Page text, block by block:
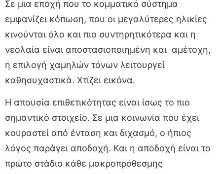
Σε μια εποχή που το κομματικό σύστημα
εμφανίζει κόπωση, που οι μεγαλύτερες ηλικίες
κινούνται όλο και πιο συντηρητικότερα και η
νεολαία είναι αποστασιοποιημένη και αμέτοχη,
η επιλογή χαμηλών τόνων λειτουργεί
καθησυχαστικά. Χτίζει εικόνα.
Η απουσία επιθετικότητας είναι ίσως το πιο
σημαντικό στοιχείο. Σε μια κοινωνία που έχει
κουραστεί από ένταση και διχασμό, ο ήπιος
λόγος παράγει αποδοχή. Και η αποδοχή είναι το
πρώτο στάδιο κάθε μακροπρόθεσμης